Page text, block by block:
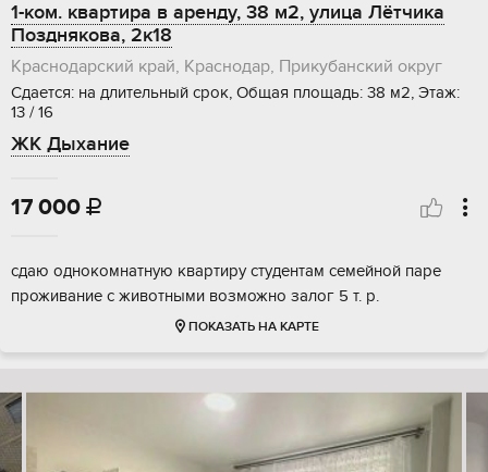
1-ком. квартира в аренду, 38 м2, улица Лётчика
Позднякова, 2к18
Краснодарский край, Краснодар, Прикубанский округ
Сдается: на длительный срок, Общая площадь: 38 м2, Этаж:
13 / 16
ЖК Дыхание
17 000 
сдаю однокомнатную квартиру студентам семейной паре
проживание с животными возможно залог 5 т. р.
ПОКАЗАТЬ НА КАРТЕ